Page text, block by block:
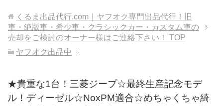
くるま出品代行.com｜ヤフオク専門出品代行！旧
車・絶版車・希少車・クラシックカー・カスタム車の
売却をご検討のオーナー様はご連絡下さい！
TOP
ヤフオク出品中
★貴重な1台！三菱ジープ☆最終生産記念モデ
ル！ディーゼル☆NoxPM適合☆めちゃくちゃ綺